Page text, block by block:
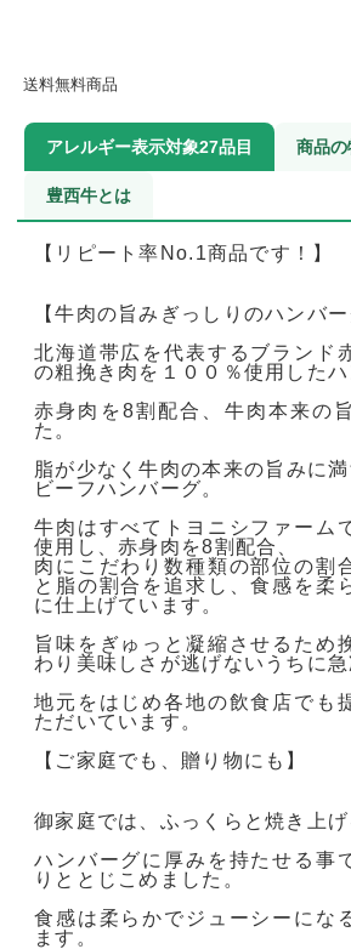
送料無料商品
アレルギー表示対象27品目 商品の
豊西牛とは
【リピート率No.1商品です！】
【牛肉の旨みぎっしりのハンバー
北海道帯広を代表するブランド
の粗挽き肉を１００％使用したハ
赤身肉を8割配合、牛肉本来の
た。
脂が少なく牛肉の本来の旨みに
ビーフハンバーグ。
牛肉はすべてトヨニシファーム
使用し、赤身肉を8割配合、
肉にこだわり数種類の部位の割
と脂の割合を追求し、食感を柔
に仕上げています。
旨味をぎゅっと凝縮させるため
わり美味しさが逃げないうちに急
地元をはじめ各地の飲食店でも
ただいています。
【ご家庭でも、贈り物にも】
御家庭では、ふっくらと焼き上げ
ハンバーグに厚みを持たせる事
りととじこめました。
食感は柔らかでジューシーにな
ます。